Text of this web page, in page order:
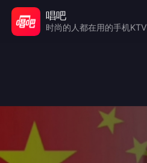
唱吧
时尚的人都在用的手机KTV